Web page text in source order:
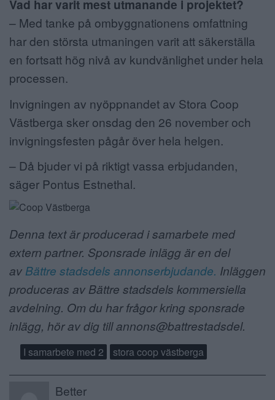
Vad har varit mest utmanande i projektet?
– Med tanke på ombyggnationens omfattning
har den största utmaningen varit att säkerställa
en fortsatt hög nivå av kundvänlighet under hela
processen.
Invigningen av nyöppnandet av Stora Coop
Västberga sker onsdag den 26 november och
invigningsfesten pågår över hela helgen.
– Då bjuder vi på riktigt vassa erbjudanden,
säger Pontus Estnethal.
Denna text är producerad i samarbete med
extern partner. Sponsrade inlägg är en del
av Bättre stadsdels annonserbjudande. Inläggen
produceras av Bättre stadsdels kommersiella
avdelning. Om du har frågor kring sponsrade
inlägg, hör av dig till annons@battrestadsdel.
I samarbete med 2 stora coop västberga
Better